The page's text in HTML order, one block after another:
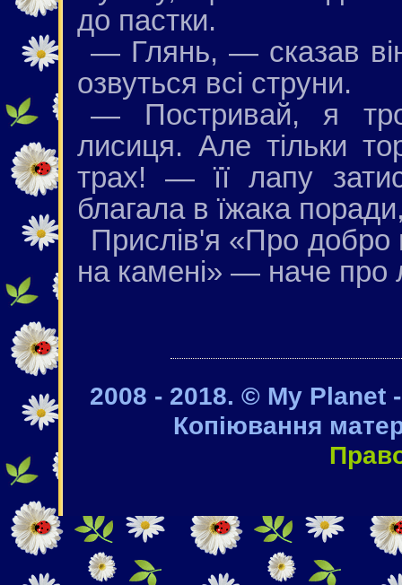
до пастки.
— Глянь, — сказав
озвуться всі струни.
— Постривай, я
лисиця. Але тільки
трах! — її лапу
благала в їжака
Прислів'я «Про
на камені» — наче про
2008 - 2018. © My Planet
Копіювання